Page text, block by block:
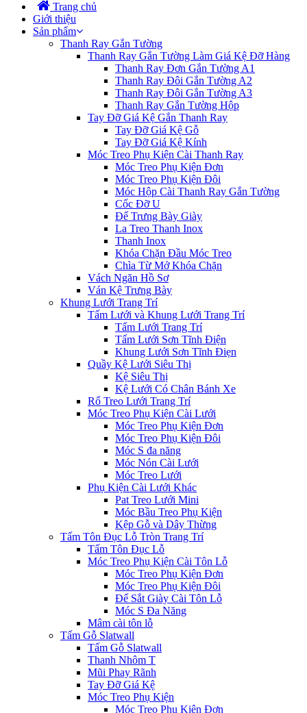
Trang chủ
Giới thiệu
Sản phẩm
Thanh Ray Gắn Tường
Thanh Ray Gắn Tường Làm Giá Kệ Đỡ Hàng
Thanh Ray Đơn Gắn Tường A1
Thanh Ray Đôi Gắn Tường A2
Thanh Ray Đôi Gắn Tường A3
Thanh Ray Gắn Tường Hộp
Tay Đỡ Giá Kệ Gắn Thanh Ray
Tay Đỡ Giá Kệ Gỗ
Tay Đỡ Giá Kệ Kính
Móc Treo Phụ Kiện Cài Thanh Ray
Móc Treo Phụ Kiện Đơn
Móc Treo Phụ Kiện Đôi
Móc Hộp Cài Thanh Ray Gắn Tường
Cốc Đỡ U
Đế Trưng Bày Giày
La Treo Thanh Inox
Thanh Inox
Khóa Chặn Đầu Móc Treo
Chìa Từ Mở Khóa Chặn
Vách Ngăn Hồ Sơ
Ván Kệ Trưng Bày
Khung Lưới Trang Trí
Tấm Lưới và Khung Lưới Trang Trí
Tấm Lưới Trang Trí
Tấm Lưới Sơn Tĩnh Điện
Khung Lưới Sơn Tĩnh Điẹn
Quầy Kệ Lưới Siêu Thị
Kệ Siêu Thị
Kệ Lưới Có Chân Bánh Xe
Rổ Treo Lưới Trang Trí
Móc Treo Phụ Kiện Cài Lưới
Móc Treo Phụ Kiện Đơn
Móc Treo Phụ Kiện Đôi
Móc S đa năng
Móc Nón Cài Lưới
Móc Treo Lưới
Phụ Kiện Cài Lưới Khác
Pat Treo Lưới Mini
Móc Bầu Treo Phụ Kiện
Kệp Gỗ và Dây Thừng
Tấm Tôn Đục Lỗ Tròn Trang Trí
Tấm Tôn Đục Lỗ
Móc Treo Phụ Kiện Cài Tôn Lỗ
Móc Treo Phụ Kiện Đơn
Móc Treo Phụ Kiện Đôi
Đế Sắt Giày Cài Tôn Lỗ
Móc S Đa Năng
Mâm cài tôn lỗ
Tấm Gỗ Slatwall
Tấm Gỗ Slatwall
Thanh Nhôm T
Mũi Phay Rãnh
Tay Đỡ Giá Kệ
Móc Treo Phụ Kiện
Móc Treo Phụ Kiện Đơn